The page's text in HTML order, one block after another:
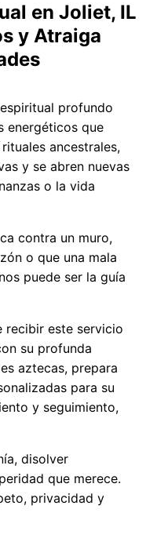
en Joliet, IL
y Atraiga
profundo
energéticos que
ancestrales,
y se abren nuevas
o la vida
contra un muro,
o que una mala
puede ser la guía
recibir este servicio
su profunda
aztecas, prepara
para su
y seguimiento,
disolver
que merece.
privacidad y